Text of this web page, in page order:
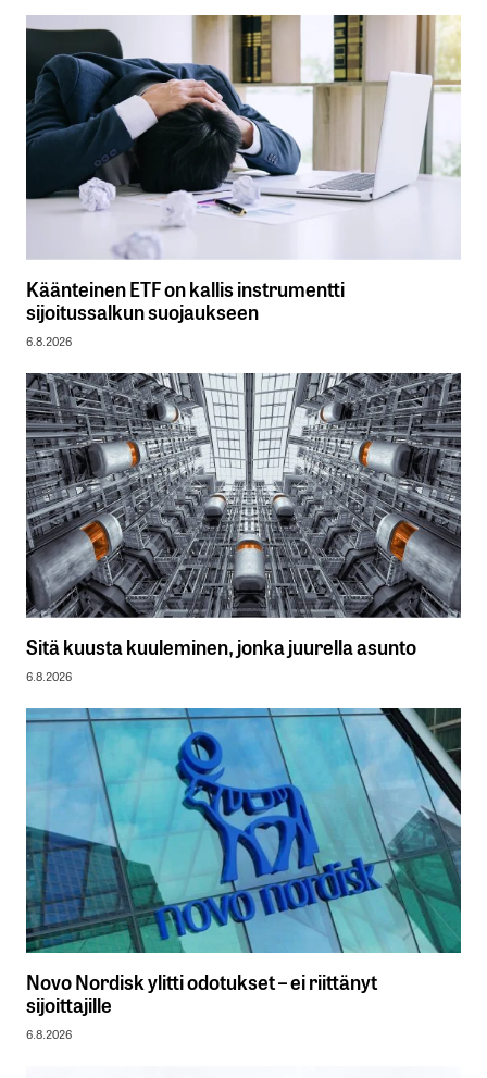
Käänteinen ETF on kallis instrumentti
sijoitussalkun suojaukseen
6.8.2026
Sitä kuusta kuuleminen, jonka juurella asunto
6.8.2026
Novo Nordisk ylitti odotukset – ei riittänyt
sijoittajille
6.8.2026